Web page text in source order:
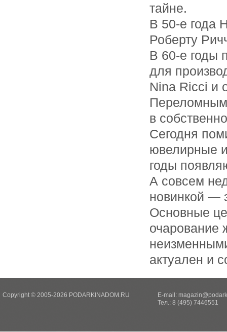
тайне.
В 50-е года
Роберту
В 60-е годы
для
Nina Ricci и
Переломным
в
Сегодня
ювелирные
годы
А совсем
новинкой —
Основные
очарование
актуален и
Copyright © 2005-2026 PODARKINADOM.RU E-mail:
Тел.: 8 (495) 7446551